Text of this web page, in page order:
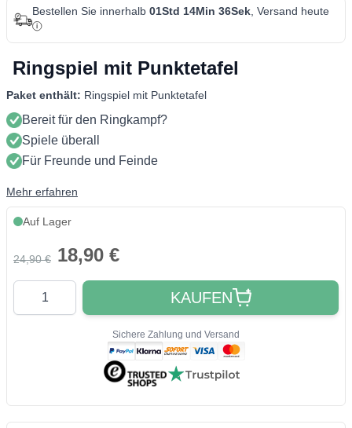
Bestellen Sie innerhalb 01Std 14Min 36Sek , Versand heute
Ringspiel mit Punktetafel
Paket enthält: Ringspiel mit Punktetafel
Bereit für den Ringkampf?
Spiele überall
Für Freunde und Feinde
Mehr erfahren
Auf Lager
24,90 € 18,90 €
Quantity
KAUFEN
Sichere Zahlung und Versand